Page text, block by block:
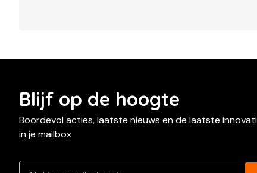
Blijf op de hoogte
Boordevol acties, laatste nieuws en de laatste
in je mailbox